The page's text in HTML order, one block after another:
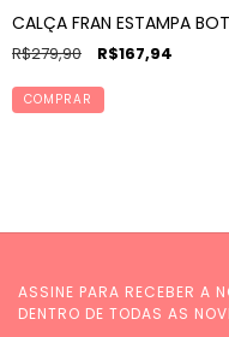
CALÇA FRAN ESTAMPA
R$279,90 R$167,94
COMPRAR
ASSINE PARA RECEBER A
DENTRO DE TODAS AS